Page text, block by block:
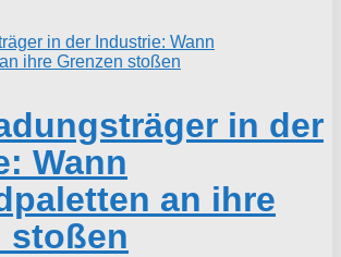
in der
Wann
an ihre
stoßen